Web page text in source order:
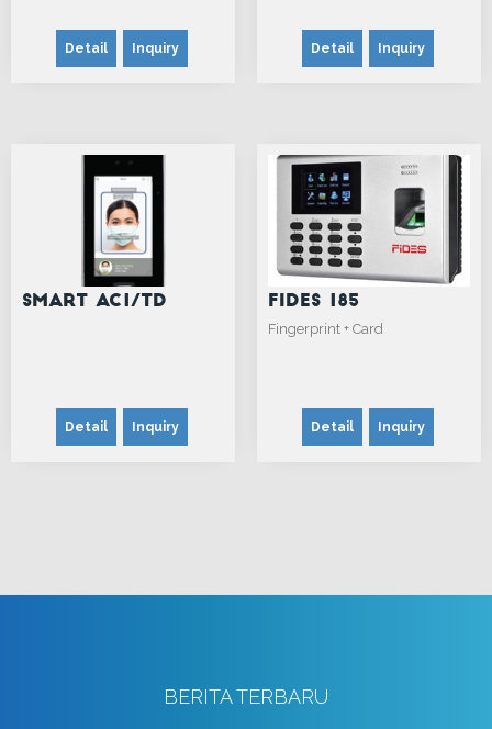
Detail Inquiry Detail Inquiry
Smart AC1/TD
Detail Inquiry
Fides 185
Fingerprint + Card
Detail Inquiry
BERITA TERBARU